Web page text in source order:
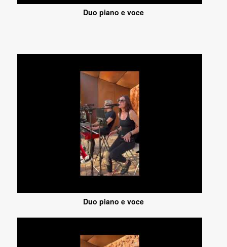
Duo piano e voce
Duo piano e voce